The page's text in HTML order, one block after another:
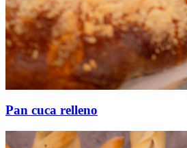
Pan cuca relleno